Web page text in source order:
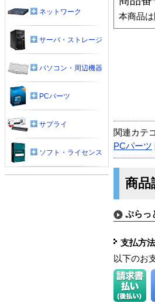
本商品
関連カテ
PCパーツ
商品
ぷらっ
支払方
以下のお
ネットワーク
サーバ・ストレージ
パソコン・周辺機器
PCパーツ
サプライ
ソフト・ライセンス